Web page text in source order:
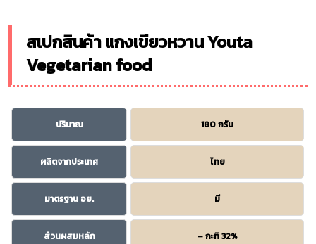
สเปกสินค้า แกงเขียวหวาน Youta
Vegetarian food
ปริมาณ 180 กรัม
ผลิตจากประเทศ ไทย
มาตรฐาน อย. มี
ส่วนผสมหลัก
– กะทิ 32%